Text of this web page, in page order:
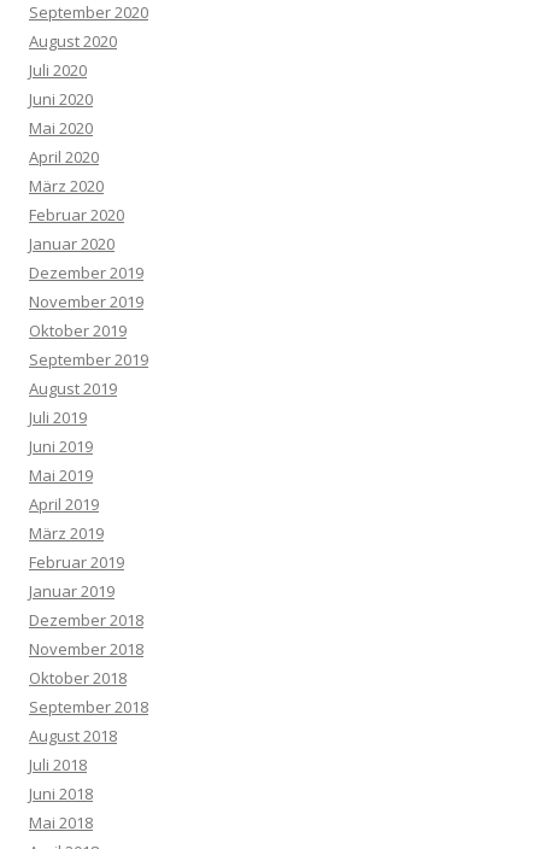
September 2020
August 2020
Juli 2020
Juni 2020
Mai 2020
April 2020
März 2020
Februar 2020
Januar 2020
Dezember 2019
November 2019
Oktober 2019
September 2019
August 2019
Juli 2019
Juni 2019
Mai 2019
April 2019
März 2019
Februar 2019
Januar 2019
Dezember 2018
November 2018
Oktober 2018
September 2018
August 2018
Juli 2018
Juni 2018
Mai 2018